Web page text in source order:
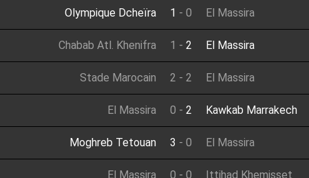
Olympique Dcheïra 1 - 0 El Massira
Chabab Atl. Khenifra 1 - 2 El Massira
Stade Marocain 2 - 2 El Massira
El Massira 0 - 2 Kawkab Marrakech
Moghreb Tetouan 3 - 0 El Massira
El Massira 0 - 0 Ittihad Khemisset